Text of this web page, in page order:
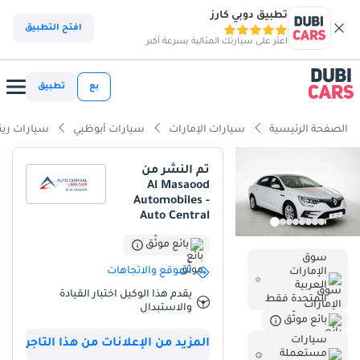
تطبيق دوبي كارز
اعثر على سيارتك المثالية بسرعة أكبر
افتح التطبيق
بع تطبيق
الصفحة الرئيسية سيارات الإمارات سيارات أبوظبي سيارات
سوق
الإمارات
العربية
المتحدة فقط
بائع موثّق
سيارات
مستعملة
تم النشر من
Al Masaood
Automobiles -
Auto Central
بائع موثّق
الموقع والاتجاهات
يقدم هذا الوكيل اختبار القيادة
والاستبدال
المزيد من الإعلانات من هذا التاجر
ذكاء دوبي كارز
ذكاء دوبيكارز
أقل تكلفة تشغيل في فئتها
أقل معدل استهلاك في فئته
ملخص
تُقدّم سيارة رينو ميجان هذه فرصة استثنائية للمشتري الباحث عن سيارة
بحالة ممتازة تكاد تكون جديدة تمامًا، دون دفع رسوم إضافية عند الشراء.
بفضل عدادها الذي يكاد لا يُذكر، تُعتبر هذه السيارة بحالة ممتازة، ومثالية
لسوق دول مجلس التعاون الخليجي الذي يشهد طلبًا متزايدًا على